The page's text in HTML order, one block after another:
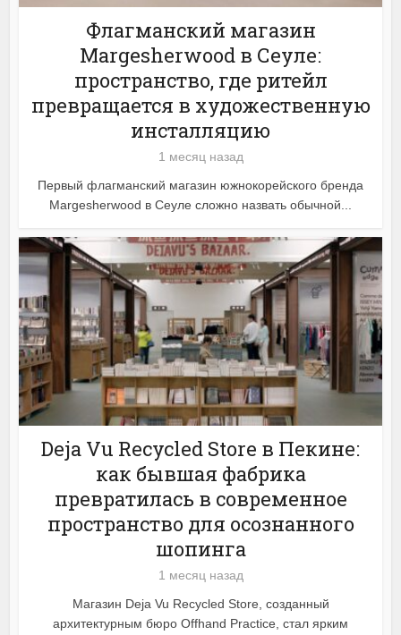
Флагманский магазин
Margesherwood в Сеуле:
пространство, где ритейл
превращается в художественную
инсталляцию
1 месяц назад
Первый флагманский магазин южнокорейского бренда
Margesherwood в Сеуле сложно назвать обычной...
Deja Vu Recycled Store в Пекине:
как бывшая фабрика
превратилась в современное
пространство для осознанного
шопинга
1 месяц назад
Магазин Deja Vu Recycled Store, созданный
архитектурным бюро Offhand Practice, стал ярким